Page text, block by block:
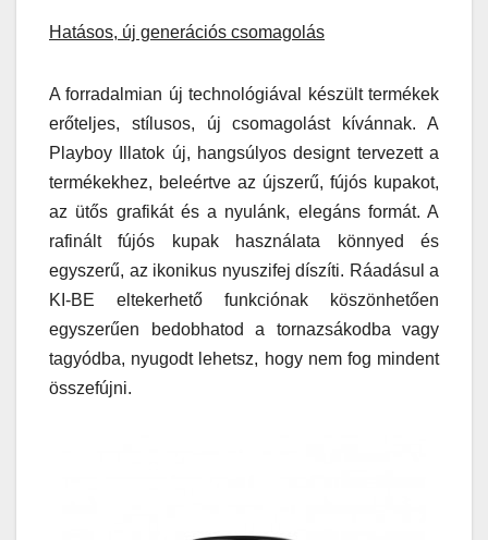
Hatásos, új generációs csomagolás
A forradalmian új technológiával készült termékek
erőteljes, stílusos, új csomagolást kívánnak. A
Playboy Illatok új, hangsúlyos designt tervezett a
termékekhez, beleértve az újszerű, fújós kupakot,
az ütős grafikát és a nyulánk, elegáns formát. A
rafinált fújós kupak használata könnyed és
egyszerű, az ikonikus nyuszifej díszíti. Ráadásul a
KI-BE eltekerhető funkciónak köszönhetően
egyszerűen bedobhatod a tornazsákodba vagy
tagyódba, nyugodt lehetsz, hogy nem fog mindent
összefújni.